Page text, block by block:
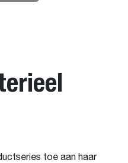
toe aan haar